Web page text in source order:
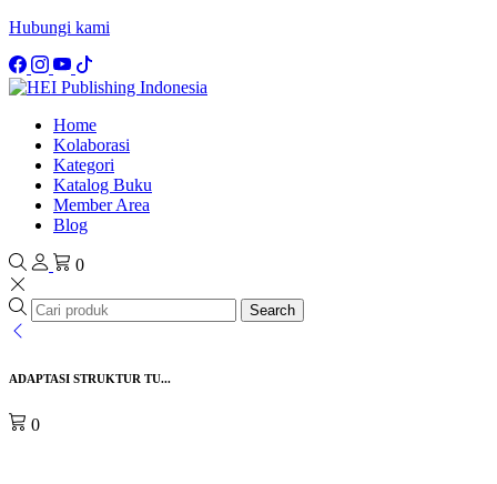
Hubungi kami
Home
Kolaborasi
Kategori
Katalog Buku
Member Area
Blog
0
Search
ADAPTASI STRUKTUR TU...
0